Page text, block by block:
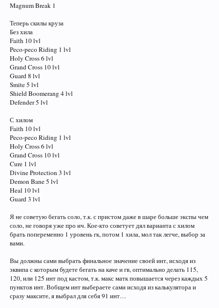
Magnum Break 1
Теперь скилы круза
Без хила
Faith 10 lvl
Peco-peco Riding 1 lvl
Holy Cross 6 lvl
Grand Cross 10 lvl
Guard 8 lvl
Smite 5 lvl
Shield Boomerang 4 lvl
Defender 5 lvl
С хилом
Faith 10 lvl
Peco-peco Riding 1 lvl
Holy Cross 6 lvl
Grand Cross 10 lvl
Cure 1 lvl
Divine Protection 3 lvl
Demon Bane 5 lvl
Heal 10 lvl
Guard 3 lvl
Я не советую бегать соло, т.к. с пристом даже в шаре больше экспы чем
соло, не говоря уже про ич. Кое-кто советует дял варианта с хилом
брать попеременно 1 уровень гк, потом 1 хила, мол так легче, выбор за
вами.
Вы должны сами выбрать финальное значение своей инт, исходя из
эквипа с которым будете бегать на каче и гв, оптимально делать 115,
120, или 125 инт под кастом, т.к. макс матк повышается через каждых 5
пунктов инт. Вобщем инт выбераете сами исходя из калькулятора и
сразу максите, я выбрал для себя 91 инт…